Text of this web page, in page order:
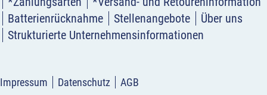
Batterienrücknahme
Stellenangebote
Über uns
Strukturierte Unternehmensinformationen
Impressum Datenschutz AGB